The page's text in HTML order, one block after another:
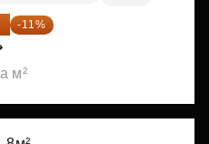
₽ -11%
м²